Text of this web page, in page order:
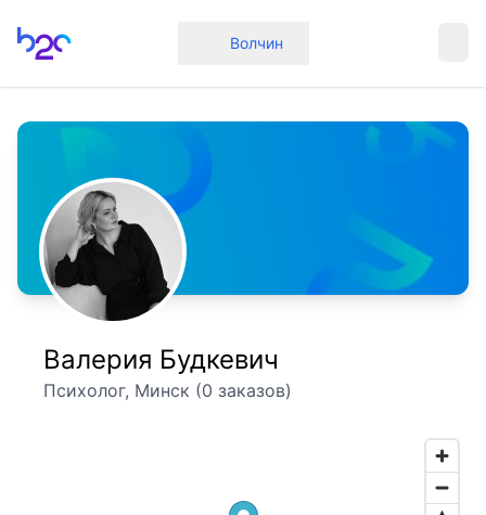
Главная Волчин
Валерия Будкевич
Психолог, Минск (0 заказов)